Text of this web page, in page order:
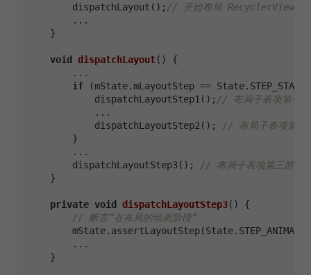
        dispatchLayout();
// 开始布局 RecyclerView 的
        ...
    }
void dispatchLayout()
{
        ...
if (mState.mLayoutStep ==
            dispatchLayoutStep1();
// 布局子表项第一
            ...
            dispatchLayoutStep2();
// 布局子表项第二
        }
        ...
        dispatchLayoutStep3();
// 布局子表项第三阶段
    }
private void dispatchLayoutStep3()
{
// 断言“在布局的动画阶段”
        ...
    }